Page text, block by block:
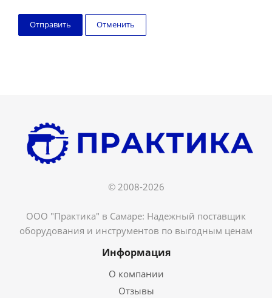
Отменить
© 2008-2026
ООО "Практика" в Самаре: Надежный поставщик
оборудования и инструментов по выгодным ценам
Информация
О компании
Отзывы